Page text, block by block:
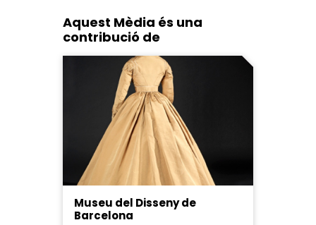
Aquest Mèdia és una
contribució de
Museu del Disseny de
Barcelona